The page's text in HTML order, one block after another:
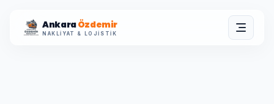
AnkaraÖzdemir
NAKLIYAT & LOJISTIK